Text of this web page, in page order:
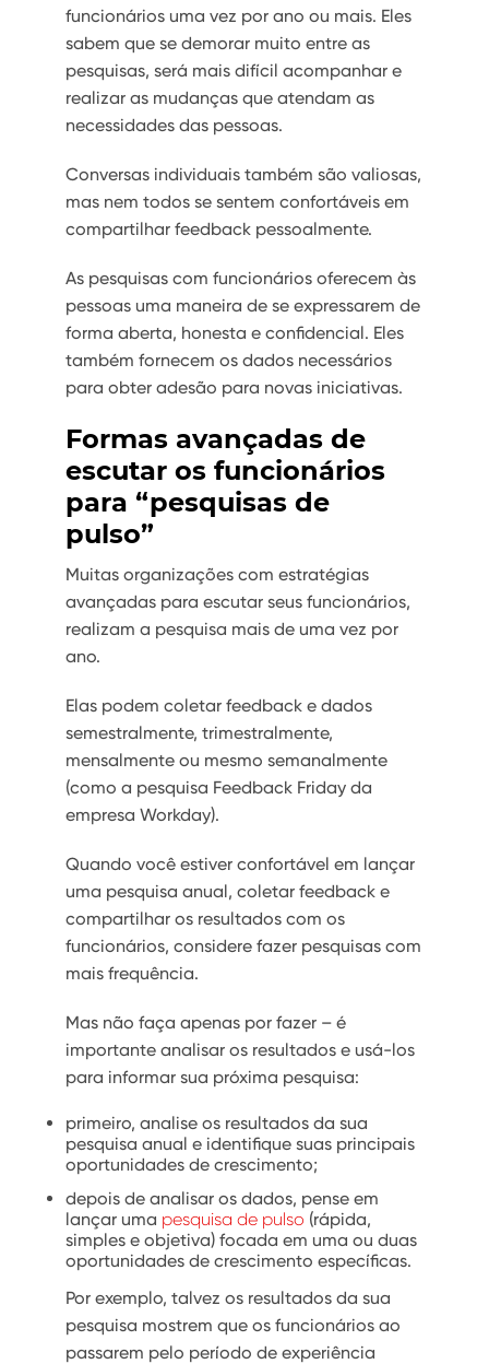
funcionários uma vez por ano ou mais. Eles
sabem que se demorar muito entre as
pesquisas, será mais difícil acompanhar e
realizar as mudanças que atendam as
necessidades das pessoas.
Conversas individuais também são valiosas,
mas nem todos se sentem confortáveis ​​em
compartilhar feedback pessoalmente.
As pesquisas com funcionários oferecem às
pessoas uma maneira de se expressarem de
forma aberta, honesta e confidencial. Eles
também fornecem os dados necessários
para obter adesão para novas iniciativas.
Formas avançadas de
escutar os funcionários
para “pesquisas de
pulso”
Muitas organizações com estratégias
avançadas para escutar seus funcionários,
realizam a pesquisa mais de uma vez por
ano.
Elas podem coletar feedback e dados
semestralmente, trimestralmente,
mensalmente ou mesmo semanalmente
(como a pesquisa Feedback Friday da
empresa Workday).
Quando você estiver confortável em lançar
uma pesquisa anual, coletar feedback e
compartilhar os resultados com os
funcionários, considere fazer pesquisas com
mais frequência.
Mas não faça apenas por fazer – é
importante analisar os resultados e usá-los
para informar sua próxima pesquisa:
primeiro, analise os resultados da sua
pesquisa anual e identifique suas principais
oportunidades de crescimento;
depois de analisar os dados, pense em
lançar uma pesquisa de pulso (rápida,
simples e objetiva) focada em uma ou duas
oportunidades de crescimento específicas.
Por exemplo, talvez os resultados da sua
pesquisa mostrem que os funcionários ao
passarem pelo período de experiência